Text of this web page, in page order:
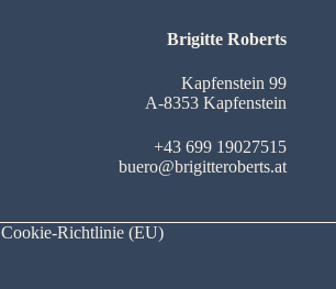
Brigitte Roberts
Kapfenstein 99
A-8353 Kapfenstein
+43 699 19027515
buero@brigitteroberts.at
Cookie-Richtlinie (EU)